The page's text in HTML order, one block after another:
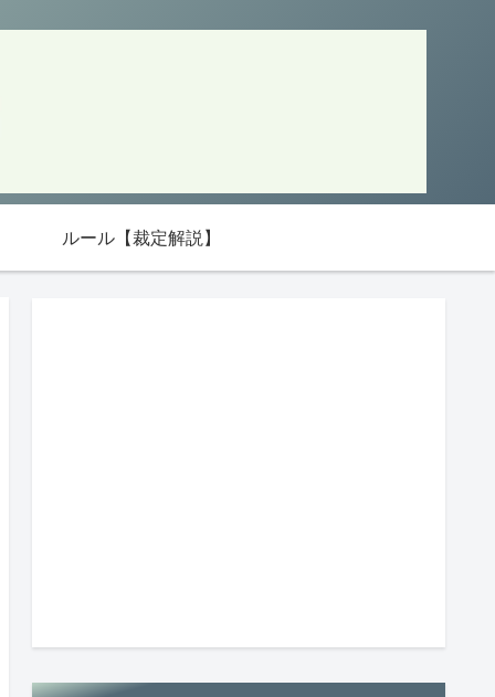
ルール【裁定解説】